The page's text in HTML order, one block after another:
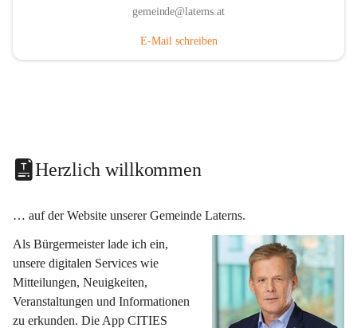
gemeinde@laterns.at
E-Mail schreiben
Herzlich willkommen
… auf der Website unserer Gemeinde Laterns.
Als Bürgermeister lade ich ein,
unsere digitalen Services wie
Mitteilungen, Neuigkeiten,
Veranstaltungen und Informationen
zu erkunden. Die App CITIES